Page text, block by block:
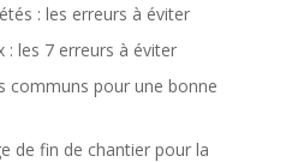
: les erreurs à éviter
: les 7 erreurs à éviter
communs pour une bonne
de fin de chantier pour la